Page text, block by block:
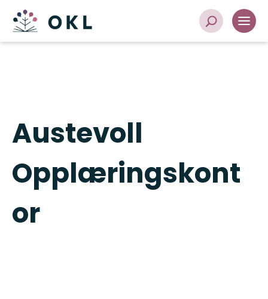
Austevoll
Opplæringskont
or